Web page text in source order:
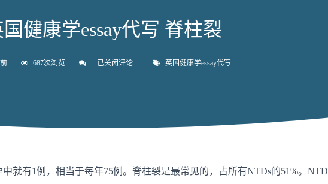
健康学essay代写 脊柱裂
687次浏览
英
已关闭评论 英国健康学essay代写
就有1例，相当于每年75例。脊柱裂是最常见的，占所有NTDs的51%。